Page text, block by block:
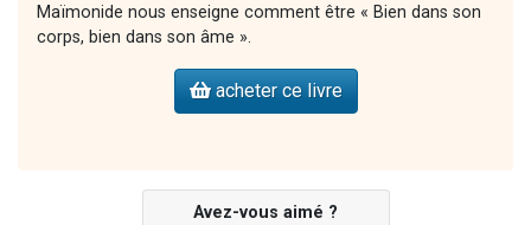
Maïmonide nous enseigne comment être « Bien dans son
corps, bien dans son âme ».
acheter ce livre
Avez-vous aimé ?